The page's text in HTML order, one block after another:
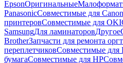
EpsonОригинальные
PanasonicСовместимые для Canon
принтеровСовместимые для OKI
SamsungДля ламинаторовДругое
BrotherЗапчасти для ремонта
переплетчиковСовместимые для
бумагаСовместимые для HP